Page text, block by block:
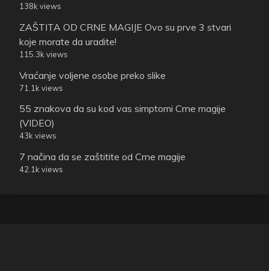
138k views
ZAŠTITA OD CRNE MAGIJE Ovo su prve 3 stvari
koje morate da uradite!
115.3k views
Vraćanje voljene osobe preko slike
71.1k views
55 znakova da su kod vas simptomi Crne magije
(VIDEO)
43k views
7 načina da se zaštitite od Crne magije
42.1k views